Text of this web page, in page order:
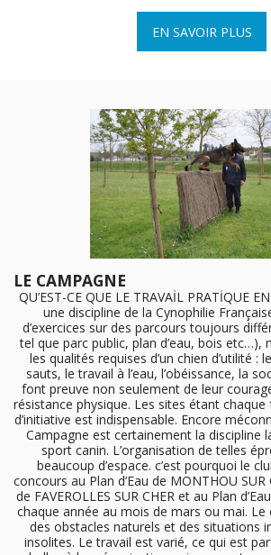
EN SAVOIR PLUS
LE CAMPAGNE
QU’EST-CE QUE LE TRAVAİL PRATİQUE
une discipline de la Cynophilie
d’exercices sur des parcours toujours
tel que parc public, plan d’eau, bois etc…),
les qualités requises d’un chien d’utilité :
sauts, le travail à l’eau, l’obéissance, la
font preuve non seulement de leur
résistance physique. Les sites étant chaque
d’initiative est indispensable. Encore
Campagne est certainement la discipline
sport canin. L’organisation de telles
beaucoup d’espace. c’est pourquoi le
concours au Plan d’Eau de MONTHOU SUR
de FAVEROLLES SUR CHER et au Plan
chaque année au mois de mars ou mai.
des obstacles naturels et des situations
insolites. Le travail est varié, ce qui est